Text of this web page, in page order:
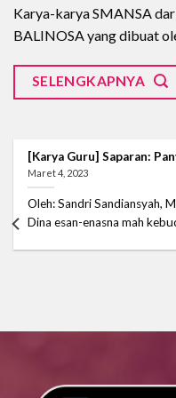
find at many other casinos.
whyclick this linkis one of
Karya-karya SMANSA
BALINOSA yang dibuat
SELENGKAPNYA
[Karya Guru] Saparan:
Maret 4, 2023
Oleh: Sandri Sandiansyah,
Dina esan-enasna mah